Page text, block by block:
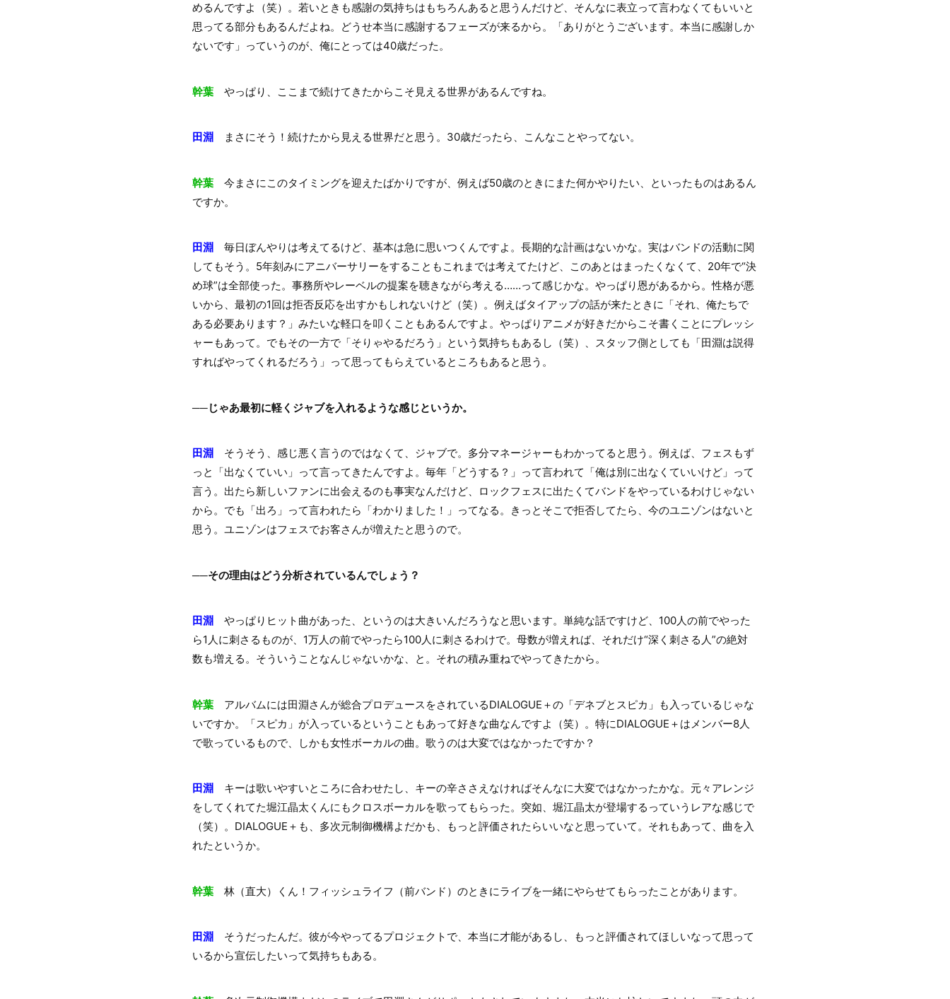
めるんですよ（笑）。若いときも感謝の気持ちはもちろんあると思うんだけど、そんなに表立って言わなくてもいいと
思ってる部分もあるんだよね。どうせ本当に感謝するフェーズが来るから。「ありがとうございます。本当に感謝しか
ないです」っていうのが、俺にとっては40歳だった。
幹葉 やっぱり、ここまで続けてきたからこそ見える世界があるんですね。
田淵 まさにそう！続けたから見える世界だと思う。30歳だったら、こんなことやってない。
幹葉 今まさにこのタイミングを迎えたばかりですが、例えば50歳のときにまた何かやりたい、といったものはあるん
ですか。
田淵 毎日ぼんやりは考えてるけど、基本は急に思いつくんですよ。長期的な計画はないかな。実はバンドの活動に関
してもそう。5年刻みにアニバーサリーをすることもこれまでは考えてたけど、このあとはまったくなくて、20年で“決
め球”は全部使った。事務所やレーベルの提案を聴きながら考える……って感じかな。やっぱり恩があるから。性格が悪
いから、最初の1回は拒否反応を出すかもしれないけど（笑）。例えばタイアップの話が来たときに「それ、俺たちで
ある必要あります？」みたいな軽口を叩くこともあるんですよ。やっぱりアニメが好きだからこそ書くことにプレッシ
ャーもあって。でもその一方で「そりゃやるだろう」という気持ちもあるし（笑）、スタッフ側としても「田淵は説得
すればやってくれるだろう」って思ってもらえているところもあると思う。
──じゃあ最初に軽くジャブを入れるような感じというか。
田淵 そうそう、感じ悪く言うのではなくて、ジャブで。多分マネージャーもわかってると思う。例えば、フェスもず
っと「出なくていい」って言ってきたんですよ。毎年「どうする？」って言われて「俺は別に出なくていいけど」って
言う。出たら新しいファンに出会えるのも事実なんだけど、ロックフェスに出たくてバンドをやっているわけじゃない
から。でも「出ろ」って言われたら「わかりました！」ってなる。きっとそこで拒否してたら、今のユニゾンはないと
思う。ユニゾンはフェスでお客さんが増えたと思うので。
──その理由はどう分析されているんでしょう？
田淵 やっぱりヒット曲があった、というのは大きいんだろうなと思います。単純な話ですけど、100人の前でやった
ら1人に刺さるものが、1万人の前でやったら100人に刺さるわけで。母数が増えれば、それだけ“深く刺さる人”の絶対
数も増える。そういうことなんじゃないかな、と。それの積み重ねでやってきたから。
幹葉 アルバムには田淵さんが総合プロデュースをされているDIALOGUE＋の「デネブとスピカ」も入っているじゃな
いですか。「スピカ」が入っているということもあって好きな曲なんですよ（笑）。特にDIALOGUE＋はメンバー8人
で歌っているもので、しかも女性ボーカルの曲。歌うのは大変ではなかったですか？
田淵 キーは歌いやすいところに合わせたし、キーの辛ささえなければそんなに大変ではなかったかな。元々アレンジ
をしてくれてた堀江晶太くんにもクロスボーカルを歌ってもらった。突如、堀江晶太が登場するっていうレアな感じで
（笑）。DIALOGUE＋も、多次元制御機構よだかも、もっと評価されたらいいなと思っていて。それもあって、曲を入
れたというか。
幹葉 林（直大）くん！フィッシュライフ（前バンド）のときにライブを一緒にやらせてもらったことがあります。
田淵 そうだったんだ。彼が今やってるプロジェクトで、本当に才能があるし、もっと評価されてほしいなって思って
いるから宣伝したいって気持ちもある。